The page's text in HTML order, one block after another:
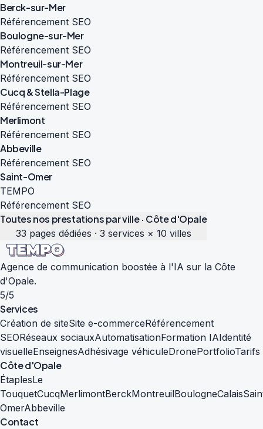
Berck-sur-Mer
Référencement SEO
Boulogne-sur-Mer
Référencement SEO
Montreuil-sur-Mer
Référencement SEO
Cucq & Stella-Plage
Référencement SEO
Merlimont
Référencement SEO
Abbeville
Référencement SEO
Saint-Omer
TEMPO
Référencement SEO
Toutes nos prestations par ville · Côte d'Opale
33 pages dédiées · 3 services × 10 villes
Agence de communication boostée à l'IA sur la Côte
d'Opale.
5/5
Services
Création de siteSite e-commerceRéférencement
SEORéseaux sociauxAutomatisationFormation IAIdentité
visuelleEnseignesAdhésivage véhiculeDronePortfolioTarifs
Côte d'Opale
ÉtaplesLe
TouquetCucqMerlimontBerckMontreuilBoulogneCalais
OmerAbbeville
Contact